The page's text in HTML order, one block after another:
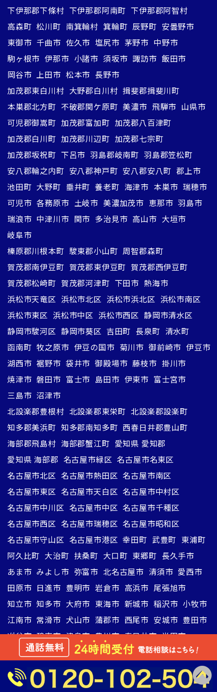
下伊那郡下條村 下伊那郡阿南町 下伊那郡阿智村
高森町 松川町 南箕輪村 箕輪町 辰野町 安曇野市
東御市 千曲市 佐久市 塩尻市 茅野市 中野市
駒ヶ根市 伊那市 小諸市 須坂市 諏訪市 飯田市
岡谷市 上田市 松本市 長野市
加茂郡東白川村 大野郡白川村 揖斐郡揖斐川町
本巣郡北方町 不破郡関ケ原町 美濃市 飛騨市 山県市
可児郡御嵩町 加茂郡富加町 加茂郡八百津町
加茂郡白川町 加茂郡川辺町 加茂郡七宗町
加茂郡坂祝町 下呂市 羽島郡岐南町 羽島郡笠松町
安八郡輪之内町 安八郡神戸町 安八郡安八町 郡上市
池田町 大野町 垂井町 養老町 海津市 本巣市 瑞穂市
可児市 各務原市 土岐市 美濃加茂市 恵那市 羽島市
瑞浪市 中津川市 関市 多治見市 高山市 大垣市
岐阜市
榛原郡川根本町 駿東郡小山町 周智郡森町
賀茂郡南伊豆町 賀茂郡東伊豆町 賀茂郡西伊豆町
賀茂郡松崎町 賀茂郡河津町 下田市 熱海市
浜松市天竜区 浜松市北区 浜松市浜北区 浜松市南区
浜松市東区 浜松市中区 浜松市西区 静岡市清水区
静岡市駿河区 静岡市葵区 吉田町 長泉町 清水町
函南町 牧之原市 伊豆の国市 菊川市 御前崎市 伊豆市
湖西市 裾野市 袋井市 御殿場市 藤枝市 掛川市
焼津市 磐田市 富士市 島田市 伊東市 富士宮市
三島市 沼津市
北設楽郡豊根村 北設楽郡東栄町 北設楽郡設楽町
知多郡美浜町 知多郡南知多町 西春日井郡豊山町
海部郡飛島村 海部郡蟹江町 愛知県 愛知郡
愛知県 海部郡 名古屋市緑区 名古屋市名東区
名古屋市北区 名古屋市熱田区 名古屋市南区
名古屋市東区 名古屋市天白区 名古屋市中村区
名古屋市中川区 名古屋市中区 名古屋市千種区
名古屋市西区 名古屋市瑞穂区 名古屋市昭和区
名古屋市守山区 名古屋市港区 幸田町 武豊町 東浦町
阿久比町 大治町 扶桑町 大口町 東郷町 長久手市
あま市 みよし市 弥富市 北名古屋市 清須市 愛西市
田原市 日進市 豊明市 岩倉市 高浜市 尾張旭市
知立市 知多市 大府市 東海市 新城市 稲沢市 小牧市
江南市 常滑市 犬山市 蒲郡市 西尾市 安城市 豊田市
刈谷市 碧南市 津島市 豊川市 春日井市 半田市
瀬戸市 一宮市 岡崎市 豊橋市
近畿のトイレつまり・水漏れ修理情報